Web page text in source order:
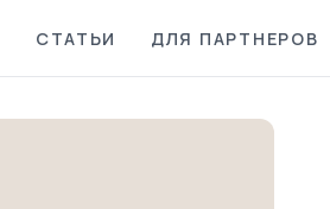
СТАТЬИ ДЛЯ ПАРТНЕРОВ